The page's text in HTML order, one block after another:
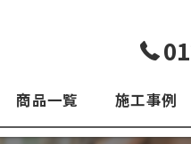
商品一覧 施工事例